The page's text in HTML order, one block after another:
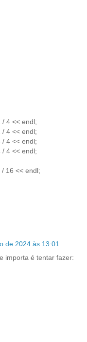
/ 4 << endl;
/ 4 << endl;
/ 4 << endl;
/ 4 << endl;
16 << endl;
de 2024 às 13:01
importa é tentar fazer: